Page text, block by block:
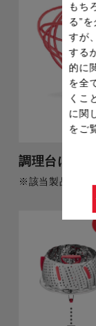
調理台につ
※該当製品：ウ
もち
る”
すが
する
的に
を全
くこ
に関
をご